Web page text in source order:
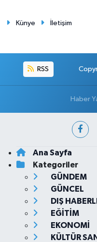
Künye İletişim
RSS
Haber
Ana Sayfa
Kategoriler
GÜNDEM
GÜNCEL
DIŞ
EĞİTİM
EKONOMİ
KÜLTÜR